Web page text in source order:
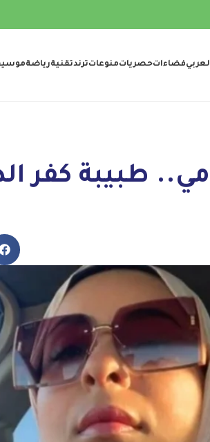
فضاءاتحصرياتمنوعاتترندتقنيةرياضة
طبيبة كفر